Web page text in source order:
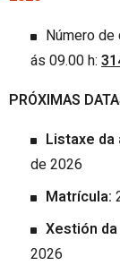
Número
ás 09.00 h:
PRÓXIMAS
Listaxe
de 2026
Matrícula:
Xestión
2026